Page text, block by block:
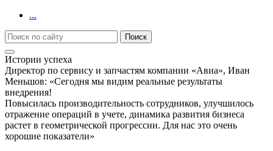
...
Истории успеха
Директор по сервису и запчастям компании «Авиа», Иван
Меньшов: «Сегодня мы видим реальные результаты
внедрения!
Повысилась производительность сотрудников, улучшилось
отражение операций в учете, динамика развития бизнеса
растет в геометрической прогрессии. Для нас это очень
хорошие показатели»